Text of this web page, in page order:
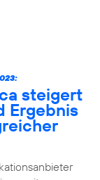
steigert
Ergebnis